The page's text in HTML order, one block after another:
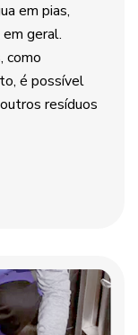
em pias,
geral.
como
é possível
resíduos